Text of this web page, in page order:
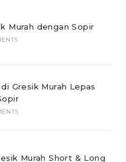
Murah dengan Sopir
Gresik Murah Lepas
Murah Short & Long